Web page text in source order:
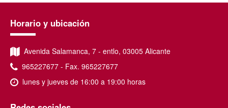
Horario y ubicación
Avenida Salamanca, 7 - entlo, 03005 Alicante
965227677 - Fax. 965227677
lunes y jueves de 16:00 a 19:00 horas